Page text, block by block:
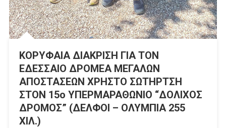
ΚΟΡΥΦΑΙΑ ΔΙΑΚΡΙΣΗ ΓΙΑ ΤΟΝ
ΕΔΕΣΣΑΙΟ ΔΡΟΜΕΑ ΜΕΓΑΛΩΝ
ΑΠΟΣΤΑΣΕΩΝ ΧΡΗΣΤΟ ΣΩΤΗΡΤΣΗ
ΣΤΟΝ 15ο ΥΠΕΡΜΑΡΑΘΩΝΙΟ “ΔΟΛΙΧΟΣ
ΔΡΟΜΟΣ” (ΔΕΛΦΟΙ – ΟΛΥΜΠΙΑ 255
ΧΙΛ.)